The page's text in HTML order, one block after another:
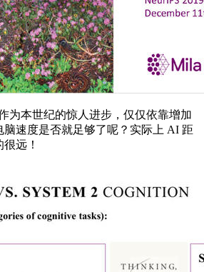
本世纪的惊人进步，仅仅依靠增加
速度是否就足够了呢？实际上 AI 距
远！